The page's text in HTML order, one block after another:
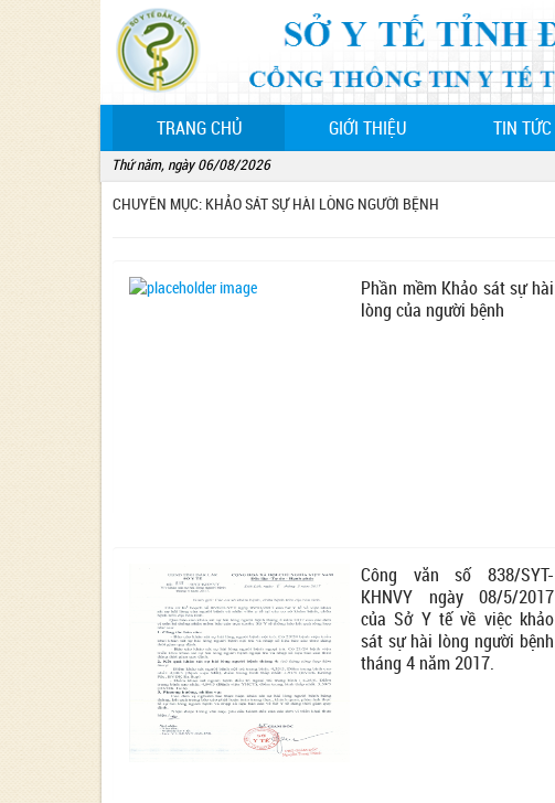
TRANG CHỦ(CURRENT) GIỚI THIỆU TIN TỨC
Thứ năm, ngày 06/08/2026
CHUYÊN MỤC: KHẢO SÁT SỰ HÀI LÒNG NGƯỜI BỆNH
Phần mềm Khảo sát sự hài
lòng của người bệnh
Công văn số 838/SYT-
KHNVY ngày 08/5/2017
của Sở Y tế về việc khảo
sát sự hài lòng người bệnh
tháng 4 năm 2017.